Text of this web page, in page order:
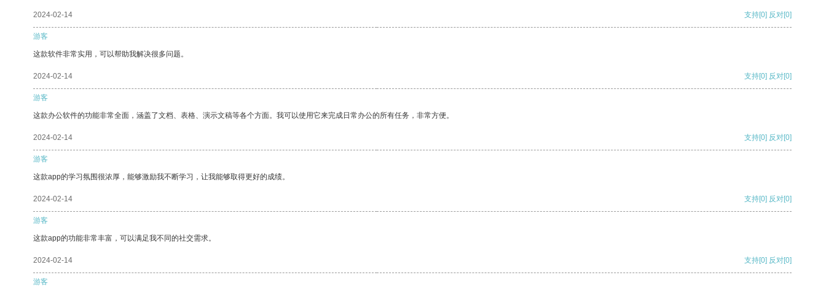
2024-02-14 支持[0] 反对[0]
游客
这款软件非常实用，可以帮助我解决很多问题。
2024-02-14 支持[0] 反对[0]
游客
这款办公软件的功能非常全面，涵盖了文档、表格、演示文稿等各个方面。我可以使用它来完成日常办公的所有任务，非常方便。
2024-02-14 支持[0] 反对[0]
游客
这款app的学习氛围很浓厚，能够激励我不断学习，让我能够取得更好的成绩。
2024-02-14 支持[0] 反对[0]
游客
这款app的功能非常丰富，可以满足我不同的社交需求。
2024-02-14 支持[0] 反对[0]
游客